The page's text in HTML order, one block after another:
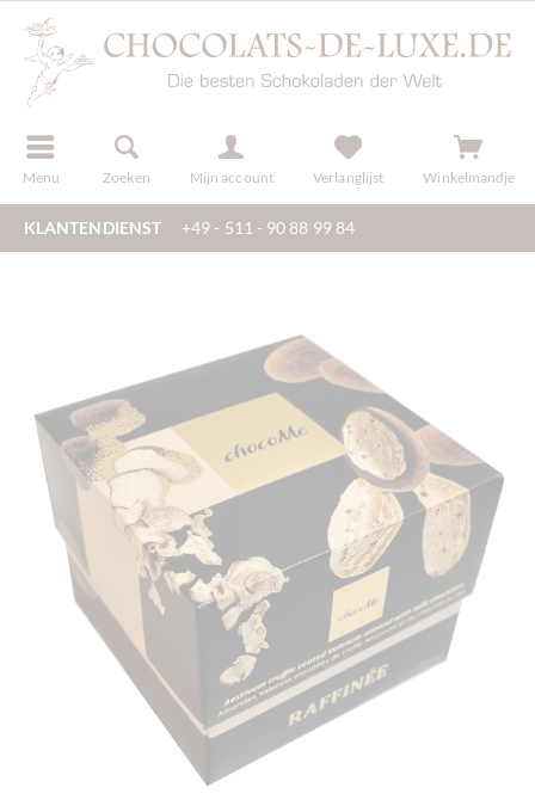
Menu Zoeken Mijn account
registreren Verlanglijst Winkelmandje
KLANTENDIENST +49 - 511 - 90 88 99 84